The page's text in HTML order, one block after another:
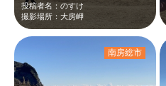
投稿者名：のすけ
撮影場所：大房岬
南房総市